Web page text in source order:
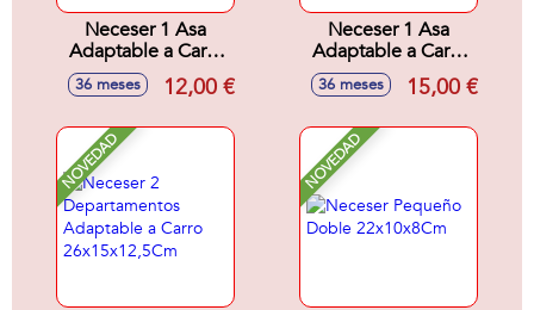
Neceser 1 Asa
Adaptable a Carro
26x15x12Cm
36 meses 12,00 €
Neceser 1 Asa
Adaptable a Carro
26x15x12Cm
36 meses 15,00 €
NOVEDAD NOVEDAD